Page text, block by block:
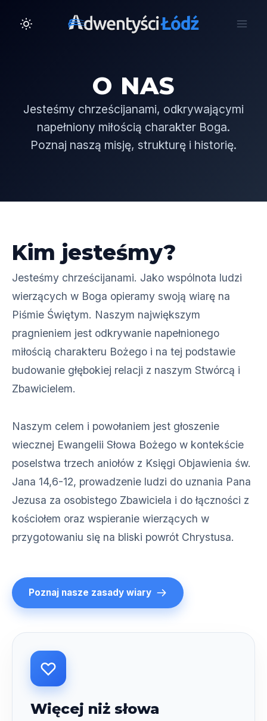
O NAS
Jesteśmy chrześcijanami, odkrywającymi
napełniony miłością charakter Boga.
Poznaj naszą misję, strukturę i historię.
Kim jesteśmy?
Jesteśmy chrześcijanami. Jako wspólnota ludzi
wierzących w Boga opieramy swoją wiarę na
Piśmie Świętym. Naszym największym
pragnieniem jest odkrywanie napełnionego
miłością charakteru Bożego i na tej podstawie
budowanie głębokiej relacji z naszym Stwórcą i
Zbawicielem.
Naszym celem i powołaniem jest głoszenie
wiecznej Ewangelii Słowa Bożego w kontekście
poselstwa trzech aniołów z Księgi Objawienia św.
Jana 14,6-12, prowadzenie ludzi do uznania Pana
Jezusa za osobistego Zbawiciela i do łączności z
kościołem oraz wspieranie wierzących w
przygotowaniu się na bliski powrót Chrystusa.
Poznaj nasze zasady wiary
Więcej niż słowa